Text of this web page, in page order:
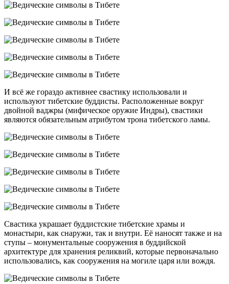
И всё же гораздо активнее свастику использовали и
используют тибетские буддисты. Расположенные вокруг
двойной ваджры (мифическое оружие Индры), свастики
являются обязательным атрибутом трона тибетского ламы.
Свастика украшает буддистские тибетские храмы и
монастыри, как снаружи, так и внутри. Её наносят также и на
ступы – монументальные сооружения в буддийской
архитектуре для хранения реликвий, которые первоначально
использовались, как сооружения на могиле царя или вождя.